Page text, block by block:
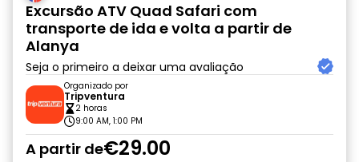
Excursão ATV Quad Safari com
transporte de ida e volta a partir de
Alanya
Seja o primeiro a deixar uma avaliação
Organizado por
Tripventura
2 horas
9:00 AM, 1:00 PM
A partir de€29.00